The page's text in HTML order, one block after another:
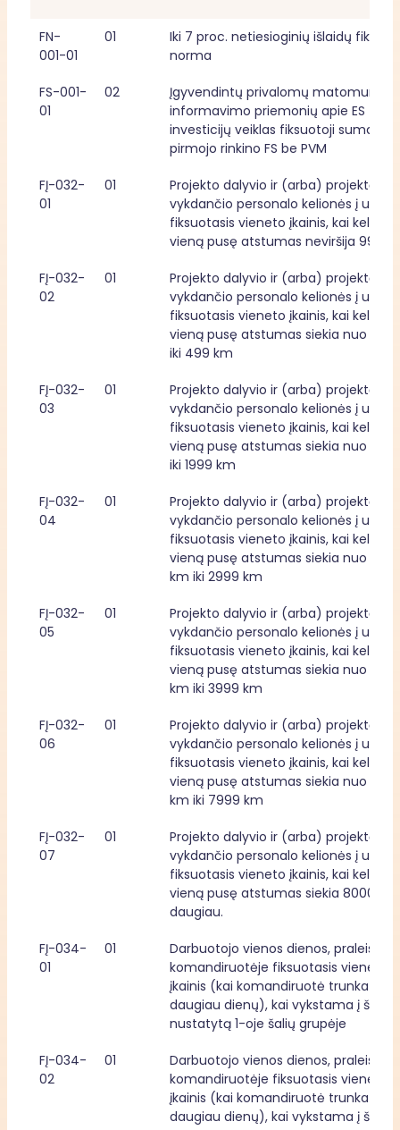
FN-
001-01
01
Iki 7 proc. netiesioginių išlaidų
norma
FS-001-
01
02
Įgyvendintų privalomų matomumo ir
informavimo priemonių apie ES
investicijų veiklas fiksuotoji suma,
pirmojo rinkino FS be PVM
FĮ-032-
01
01
Projekto dalyvio ir (arba) projektą
vykdančio personalo kelionės į
fiksuotasis vieneto įkainis, kai
vieną pusę atstumas neviršija 99 km
FĮ-032-
02
01
Projekto dalyvio ir (arba) projektą
vykdančio personalo kelionės į
fiksuotasis vieneto įkainis, kai
vieną pusę atstumas siekia nuo 100
iki 499 km
FĮ-032-
03
01
Projekto dalyvio ir (arba) projektą
vykdančio personalo kelionės į
fiksuotasis vieneto įkainis, kai
vieną pusę atstumas siekia nuo 500
iki 1999 km
FĮ-032-
04
01
Projekto dalyvio ir (arba) projektą
vykdančio personalo kelionės į
fiksuotasis vieneto įkainis, kai
vieną pusę atstumas siekia nuo
km iki 2999 km
FĮ-032-
05
01
Projekto dalyvio ir (arba) projektą
vykdančio personalo kelionės į
fiksuotasis vieneto įkainis, kai
vieną pusę atstumas siekia nuo
km iki 3999 km
FĮ-032-
06
01
Projekto dalyvio ir (arba) projektą
vykdančio personalo kelionės į
fiksuotasis vieneto įkainis, kai
vieną pusę atstumas siekia nuo
km iki 7999 km
FĮ-032-
07
01
Projekto dalyvio ir (arba) projektą
vykdančio personalo kelionės į
fiksuotasis vieneto įkainis, kai
vieną pusę atstumas siekia 8000
daugiau.
FĮ-034-
01
01
Darbuotojo vienos dienos, praleistos
komandiruotėje fiksuotasis vieneto
įkainis (kai komandiruotė trunka dvi ir
daugiau dienų), kai vykstama į šalį,
nustatytą 1-oje šalių grupėje
FĮ-034-
02
01
Darbuotojo vienos dienos, praleistos
komandiruotėje fiksuotasis vieneto
įkainis (kai komandiruotė trunka dvi ir
daugiau dienų), kai vykstama į šalį,